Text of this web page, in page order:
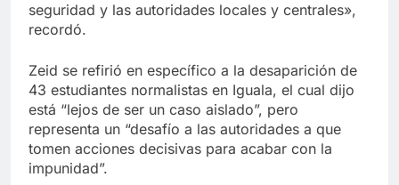
seguridad y las autoridades locales y centrales»,
recordó.
Zeid se refirió en específico a la desaparición de
43 estudiantes normalistas en Iguala, el cual dijo
está “lejos de ser un caso aislado”, pero
representa un “desafío a las autoridades a que
tomen acciones decisivas para acabar con la
impunidad”.